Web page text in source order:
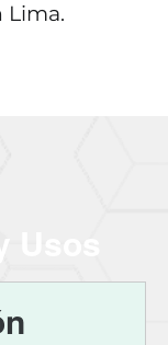
Lima.